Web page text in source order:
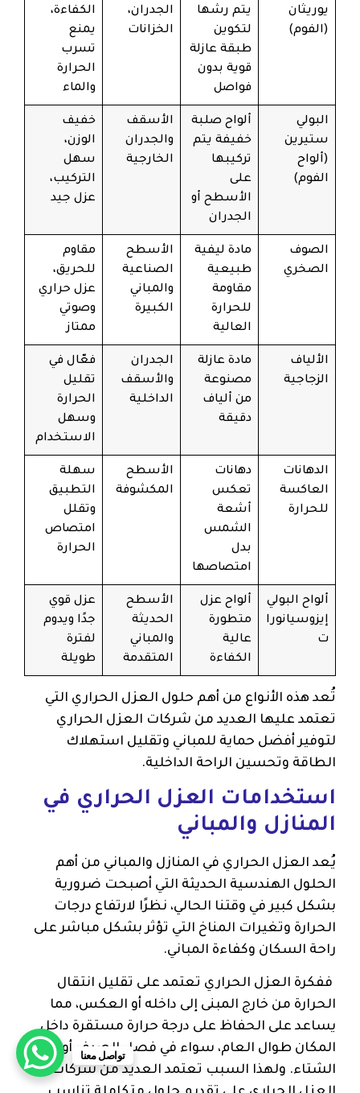
يوريثان
(الفوم)
يتم رشها
لتكوين
طبقة عازلة
قوية بدون
فواصل
الجدران،
الخزانات
الكفاءة،
يمنع
تسرب
الحرارة
والماء
البولي
ستيرين
(ألواح
الفوم)
ألواح صلبة
خفيفة يتم
تركيبها
على
الأسطح أو
الجدران
الأسقف
والجدران
الخارجية
خفيف
الوزن،
سهل
التركيب،
عزل جيد
الصوف
الصخري
مادة ليفية
طبيعية
مقاومة
للحرارة
العالية
الأسطح
الصناعية
والمباني
الكبيرة
مقاوم
للحريق،
عزل حراري
وصوتي
ممتاز
الألياف
الزجاجية
مادة عازلة
مصنوعة
من ألياف
دقيقة
الجدران
والأسقف
الداخلية
فعّال في
تقليل
الحرارة
وسهل
الاستخدام
الدهانات
العاكسة
للحرارة
دهانات
تعكس
أشعة
الشمس
بدل
امتصاصها
الأسطح
المكشوفة
سهلة
التطبيق
وتقلل
امتصاص
الحرارة
ألواح البولي
إيزوسيانورا
ت
ألواح عزل
متطورة
عالية
الكفاءة
الأسطح
الحديثة
والمباني
المتقدمة
عزل قوي
جدًا ويدوم
لفترة
طويلة
تُعد هذه الأنواع من أهم حلول العزل الحراري التي
تعتمد عليها العديد من شركات العزل الحراري
لتوفير أفضل حماية للمباني وتقليل استهلاك
الطاقة وتحسين الراحة الداخلية.
استخدامات العزل الحراري في
المنازل والمباني
يُعد العزل الحراري في المنازل والمباني من أهم
الحلول الهندسية الحديثة التي أصبحت ضرورية
بشكل كبير في وقتنا الحالي، نظرًا لارتفاع درجات
الحرارة وتغيرات المناخ التي تؤثر بشكل مباشر على
راحة السكان وكفاءة المباني.
ففكرة العزل الحراري تعتمد على تقليل انتقال
الحرارة من خارج المبنى إلى داخله أو العكس، مما
يساعد على الحفاظ على درجة حرارة مستقرة داخل
المكان طوال العام، سواء في فصل الصيف أو
الشتاء. ولهذا السبب تعتمد العديد من شركات
تواصل معنا